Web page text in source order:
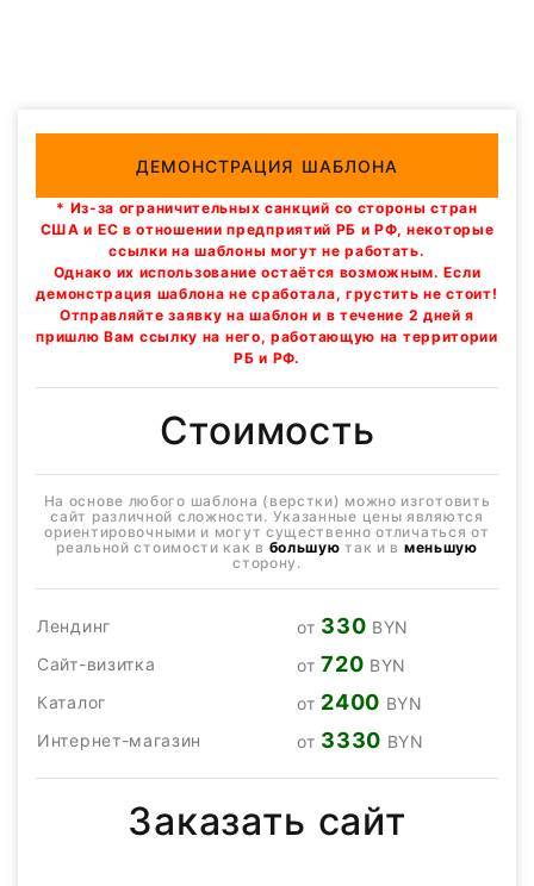
ДЕМОНСТРАЦИЯ ШАБЛОНА
* Из-за ограничительных санкций со стороны стран
США и ЕС в отношении предприятий РБ и РФ, некоторые
ссылки на шаблоны могут не работать.
Однако их использование остаётся возможным. Если
демонстрация шаблона не сработала, грустить не стоит!
Отправляйте заявку на шаблон и в течение 2 дней я
пришлю Вам ссылку на него, работающую на территории
РБ и РФ.
Стоимость
На основе любого шаблона (верстки) можно изготовить
сайт различной сложности. Указанные цены являются
ориентировочными и могут существенно отличаться от
реальной стоимости как в большую так и в меньшую
сторону.
Лендинг от 330 BYN
Сайт-визитка
от720 BYN
Каталог
от 2400 BYN
Интернет-магазин
от 3330 BYN
Заказать сайт